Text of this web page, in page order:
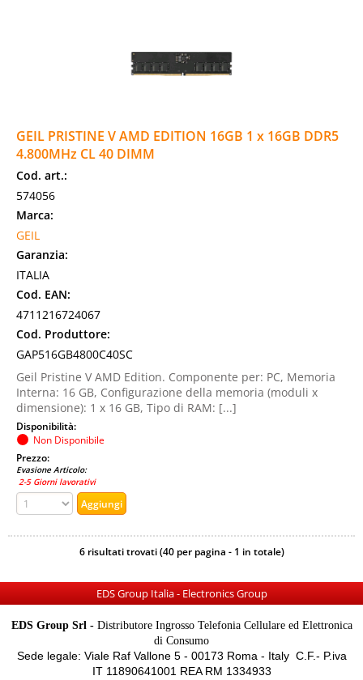
GEIL PRISTINE V AMD EDITION 16GB 1 x 16GB DDR5
4.800MHz CL 40 DIMM
Cod. art.:
574056
Marca:
GEIL
Garanzia:
ITALIA
Cod. EAN:
4711216724067
Cod. Produttore:
GAP516GB4800C40SC
Geil Pristine V AMD Edition. Componente per: PC, Memoria
Interna: 16 GB, Configurazione della memoria (moduli x
dimensione): 1 x 16 GB, Tipo di RAM: [...]
Disponibilità:
Non Disponibile
Prezzo:
Evasione Articolo:
2-5 Giorni lavorativi
6 risultati trovati (40 per pagina - 1 in totale)
EDS Group Italia - Electronics Group
EDS Group Srl -Distributore Ingrosso Telefonia Cellulare ed Elettronica
di Consumo
Sede legale: Viale Raf Vallone 5 - 00173 Roma - Italy C.F.- P.iva
IT 11890641001 REA RM 1334933